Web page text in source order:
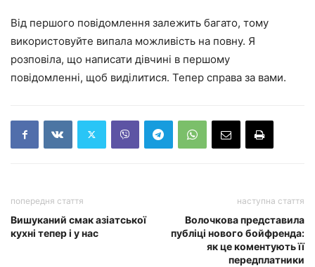
Від першого повідомлення залежить багато, тому
використовуйте випала можливість на повну. Я
розповіла, що написати дівчині в першому
повідомленні, щоб виділитися. Тепер справа за вами.
попередня стаття
Вишуканий смак азіатської
кухні тепер і у нас
наступна стаття
Волочкова представила
публіці нового бойфренда:
як це коментують її
передплатники